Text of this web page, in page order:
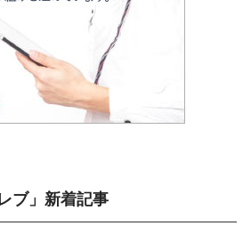
ブ」新着記事